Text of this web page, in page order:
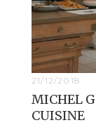
21/12/2018
MICHEL
CUISINE